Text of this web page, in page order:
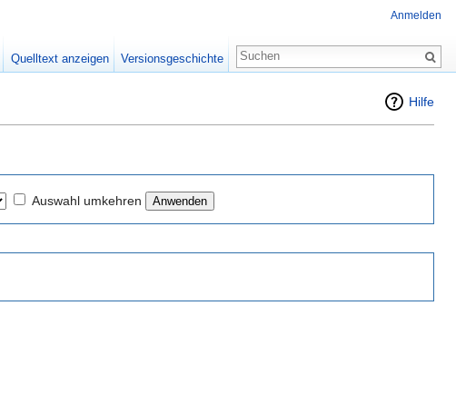
Hilfe
Auswahl umkehren
Anmelden
Quelltext anzeigen Versionsgeschichte